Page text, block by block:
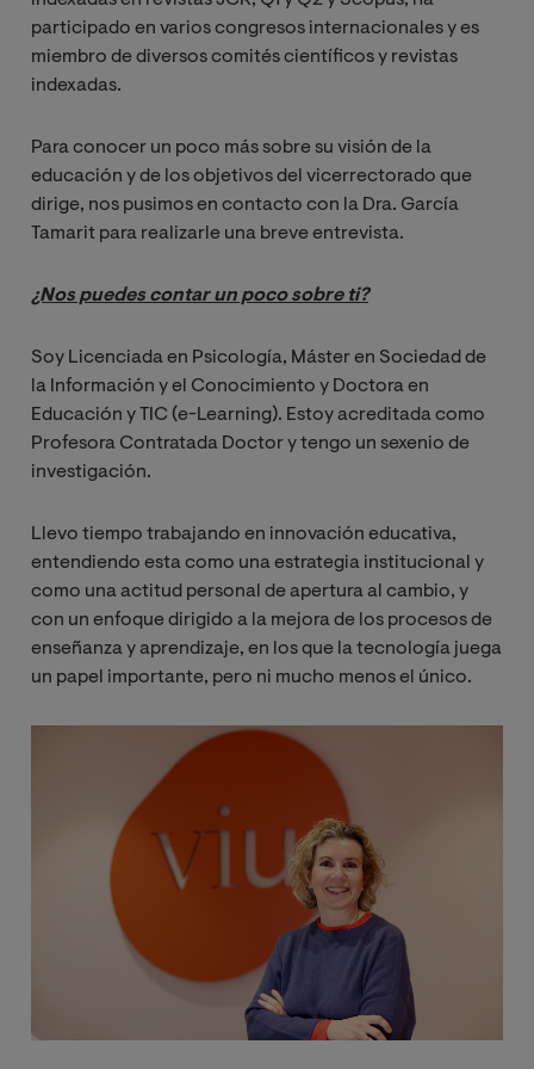
participado en varios congresos internacionales y es
miembro de diversos comités científicos y revistas
indexadas.
Para conocer un poco más sobre su visión de la
educación y de los objetivos del vicerrectorado que
dirige, nos pusimos en contacto con la Dra. García
Tamarit para realizarle una breve entrevista.
¿Nos puedes contar un poco sobre ti?
Soy Licenciada en Psicología, Máster en Sociedad de
la Información y el Conocimiento y Doctora en
Educación y TIC (e-Learning). Estoy acreditada como
Profesora Contratada Doctor y tengo un sexenio de
investigación.
Llevo tiempo trabajando en innovación educativa,
entendiendo esta como una estrategia institucional y
como una actitud personal de apertura al cambio, y
con un enfoque dirigido a la mejora de los procesos de
enseñanza y aprendizaje, en los que la tecnología juega
un papel importante, pero ni mucho menos el único.
Image